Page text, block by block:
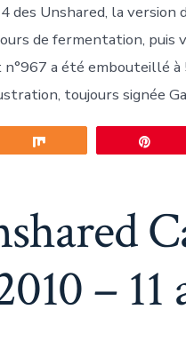
des Unshared, la
de fermentation, puis
n°967 a été embouteillé
toujours signée
– 11